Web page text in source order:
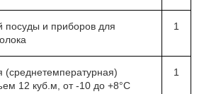
посуды и приборов для
1
(среднетемпературная)
12 куб.м, от -10 до +8°С
1